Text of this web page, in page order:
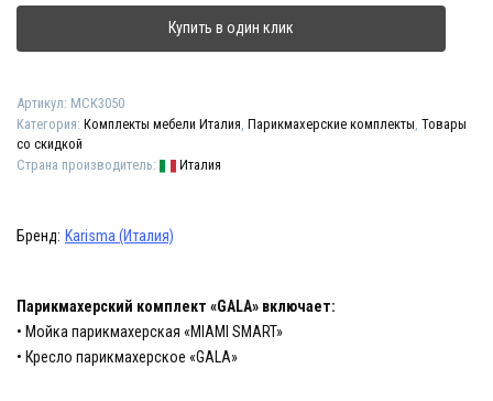
Купить в один клик
Артикул: МСК3050
Категория: Комплекты мебели Италия Парикмахерские комплекты Товары
со скидкой
Страна производитель:
Италия
Бренд: Karisma (Италия)
Парикмахерский комплект «GALA» включает:
• Мойка парикмахерская «MIAMI SMART»
• Кресло парикмахерское «GALA»